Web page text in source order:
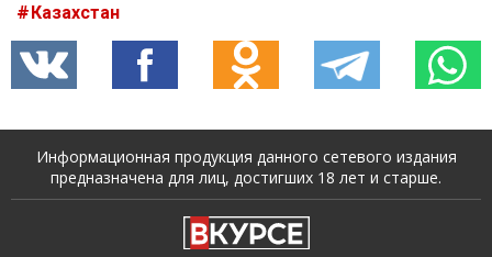
Казахстан
Информационная продукция данного сетевого издания
предназначена для лиц, достигших 18 лет и старше.